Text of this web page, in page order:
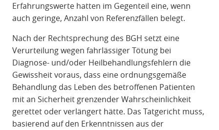
Erfahrungswerte hatten im Gegenteil eine, wenn
auch geringe, Anzahl von Referenzfällen belegt.
Nach der Rechtsprechung des BGH setzt eine
Verurteilung wegen fahrlässiger Tötung bei
Diagnose- und/oder Heilbehandlungsfehlern die
Gewissheit voraus, dass eine ordnungsgemäße
Behandlung das Leben des betroffenen Patienten
mit an Sicherheit grenzender Wahrscheinlichkeit
gerettet oder verlängert hätte. Das Tatgericht muss,
basierend auf den Erkenntnissen aus der